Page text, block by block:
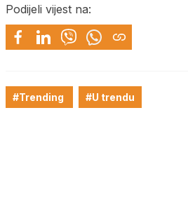
Podijeli vijest na:
#Trending #U trendu